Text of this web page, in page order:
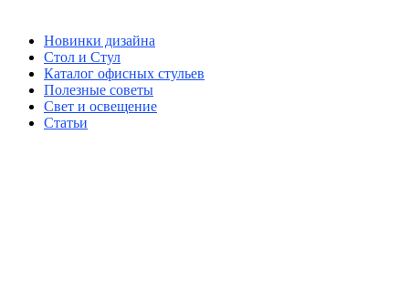
Новинки дизайна
Стол и Стул
Каталог офисных стульев
Полезные советы
Свет и освещение
Статьи